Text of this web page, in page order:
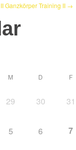
Ganzkörper Training II →
M D F
29 30 31
5 6 7